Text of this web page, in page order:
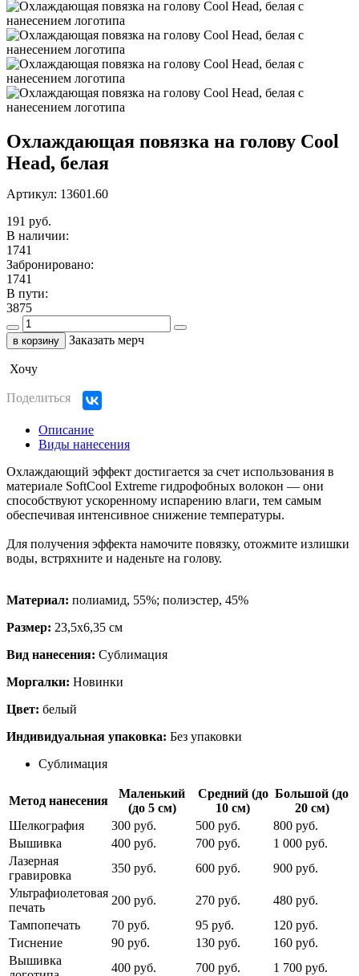
Охлаждающая повязка на голову Cool
Head, белая
Артикул: 13601.60
191 руб.
В наличии:
1741
Забронировано:
1741
В пути:
3875
в корзину Заказать мерч
Хочу
Поделиться
Описание
Виды нанесения
Охлаждающий эффект достигается за счет использования в
материале SoftCool Extreme гидрофобных волокон — они
способствуют ускоренному испарению влаги, тем самым
обеспечивая интенсивное снижение температуры.
Для получения эффекта намочите повязку, отожмите излишки
воды, встряхните и наденьте на голову.
Материал: полиамид, 55%; полиэстер, 45%
Размер: 23,5х6,35 см
Вид нанесения: Сублимация
Моргалки: Новинки
Цвет: белый
Индивидуальная упаковка: Без упаковки
Сублимация
Метод нанесения
Маленький
(до 5 см)
Средний (до
10 см)
Большой (до
20 см)
Шелкография
300 руб. 500 руб.
800 руб.
Вышивка
400 руб. 700 руб.
1 000 руб.
Лазерная
гравировка
350 руб. 600 руб.
900 руб.
Ультрафиолетовая
печать
200 руб. 270 руб.
480 руб.
Тампопечать
70 руб. 95 руб.
120 руб.
Тиснение
90 руб. 130 руб.
160 руб.
Вышивка
400 руб. 700 руб. 1 700 руб.